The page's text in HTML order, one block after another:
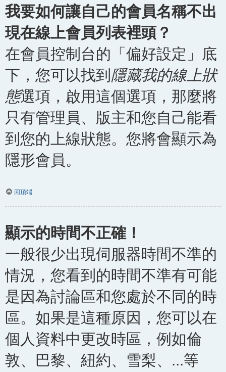
我要如何讓自己的會員名稱不出
現在線上會員列表裡頭？
在會員控制台的「偏好設定」底
下，您可以找到 隱藏我的線上狀
態選項，啟用這個選項，那麼將
只有管理員、版主和您自己能看
到您的上線狀態。您將會顯示為
隱形會員。
回頂端
顯示的時間不正確！
一般很少出現伺服器時間不準的
情況，您看到的時間不準有可能
是因為討論區和您處於不同的時
區。如果是這種原因，您可以在
個人資料中更改時區，例如倫
敦、巴黎、紐約、雪梨、...等